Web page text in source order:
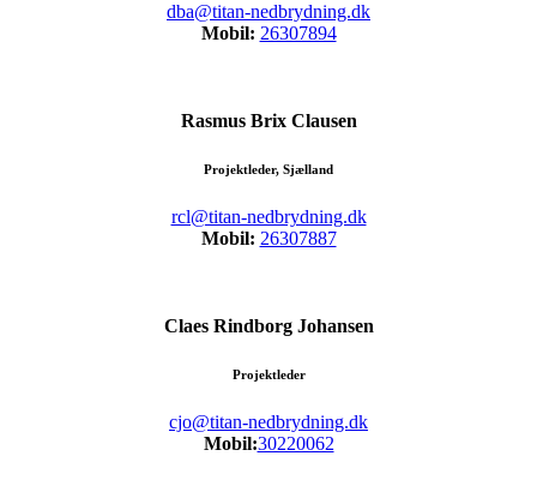
dba@titan-nedbrydning.dk
Mobil: 26307894
Rasmus Brix Clausen
Projektleder, Sjælland
rcl@titan-nedbrydning.dk
Mobil: 26307887
Claes Rindborg Johansen
Projektleder
cjo@titan-nedbrydning.dk
Mobil:30220062